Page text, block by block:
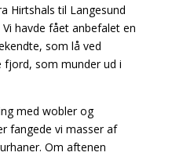
Hirtshals til Langesund
havde fået anbefalet en
som lå ved
fjord, som munder ud i
med wobler og
fangede vi masser af
Om aftenen